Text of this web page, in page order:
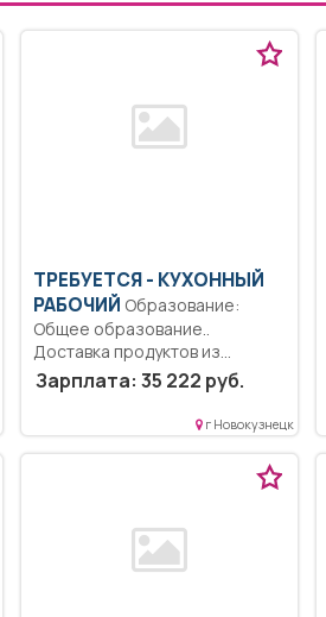
ТРЕБУЕТСЯ - КУХОННЫЙ
РАБОЧИЙ
Общее образование..
Доставка продуктов из
кладовой на пищеблок;...
Зарплата: 35 222 руб.
г Новокузнецк